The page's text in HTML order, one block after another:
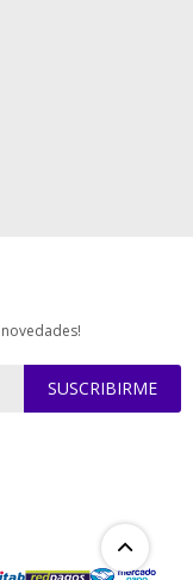
SUSCRIBIRME